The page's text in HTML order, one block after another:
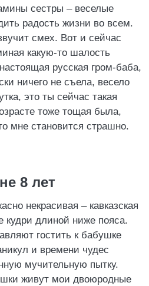
сестры – веселые
радость жизни во всем.
смех. Вот и сейчас
какую-то шалость
русская гром-баба,
ничего не съела, весело
это ты сейчас такая
тоже тощая была,
мне становится страшно.
8 лет
некрасивая – кавказская
кудри длиной ниже пояса.
гостить к бабушке
и времени чудес
мучительную пытку.
живут мои двоюродные